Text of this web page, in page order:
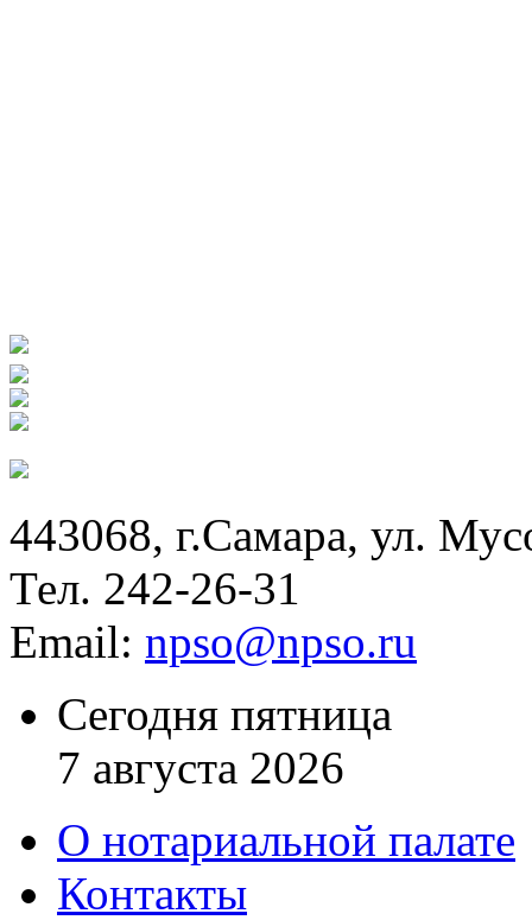
443068, г.Самара, ул.
Тел. 242-26-31
Email: npso@npso.ru
Сегодня пятница
7 августа 2026
О нотариальной палате
Контакты